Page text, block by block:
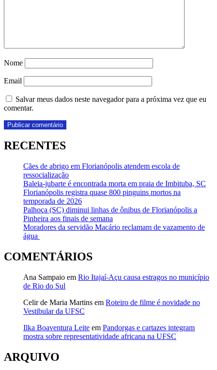
Nome
Email
Salvar meus dados neste navegador para a próxima vez que eu
comentar.
RECENTES
Cães de abrigo em Florianópolis atendem escola de
ressocialização
Baleia-jubarte é encontrada morta em praia de Imbituba, SC
Florianópolis registra quase 800 pinguins mortos na
temporada de 2026
Palhoça (SC) diminui linhas de ônibus de Florianópolis a
Pinheira aos finais de semana
Moradores da servidão Macário reclamam de vazamento de
água
COMENTÁRIOS
Ana Sampaio em Rio Itajaí-Açu causa estragos no município
de Rio do Sul
Celir de Maria Martins em Roteiro de filme é novidade no
Vestibular da UFSC
Ilka Boaventura Leite em Pandorgas e cartazes integram
mostra sobre representatividade africana na UFSC
ARQUIVO